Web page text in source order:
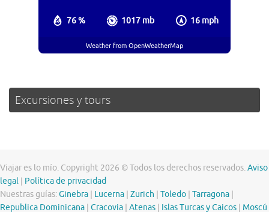
76 % 1017 mb 16 mph
Weather from OpenWeatherMap
Excursiones y tours
Viajar es lo mío. Copyright 2026 © Todos los derechos reservados.Aviso
legal
Política de privacidad
Nuestras guías:Ginebra Lucerna Zurich Toledo Tarragona
Republica Dominicana Cracovia Atenas Islas Turcas y Caicos Moscú